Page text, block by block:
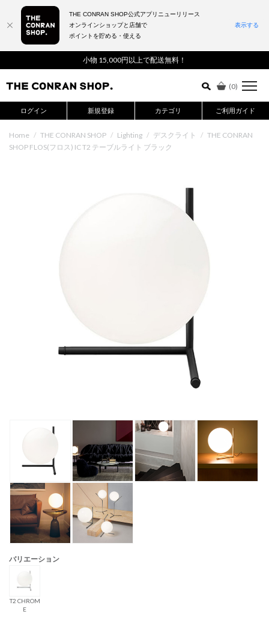
小物 15,000円以上で配送無料！
(0)
ログイン 新規登録 カテゴリ ご利用ガイド
詳細検索はこちら
Home / THE CONRAN SHOP / Lighting / デスクライト / THE CONRAN
SHOP FLOS(フロス) IC T2 テーブルライト ブラック
バリエーション
T2 CHROM
E
THE CONRAN SHOP公式アプリニューリリース
オンラインショップと店舗で
ポイントを貯める・使える
表示する